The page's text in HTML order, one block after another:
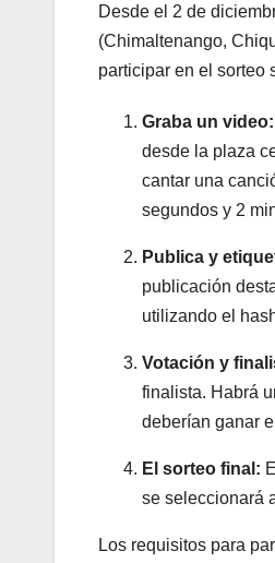
Desde el 2 de
(Chimaltenango,
participar en el sorteo
Graba un video:
desde la plaza
cantar una
segundos y 2
Publica y
publicación
utilizando el
Votación y
finalista. Habrá
deberían ganar
El sorteo final:
se seleccionará
Los requisitos para